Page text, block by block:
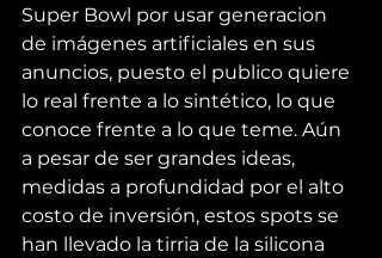
Super Bowl por usar generacion
de imágenes artificiales en sus
anuncios, puesto el publico quiere
lo real frente a lo sintético, lo que
conoce frente a lo que teme. Aún
a pesar de ser grandes ideas,
medidas a profundidad por el alto
costo de inversión, estos spots se
han llevado la tirria de la silicona